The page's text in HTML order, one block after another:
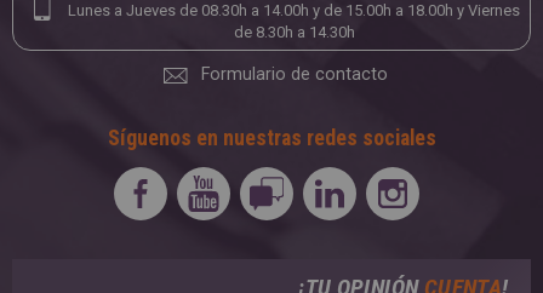
Lunes a Jueves de 08.30h a 14.00h y de 15.00h a 18.00h y Viernes
de 8.30h a 14.30h
Formulario de contacto
Síguenos en nuestras redes sociales
¡TU OPINIÓN CUENTA!